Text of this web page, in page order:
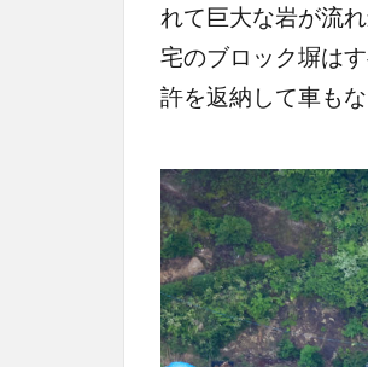
れて巨大な岩が流
宅のブロック塀は
許を返納して車も